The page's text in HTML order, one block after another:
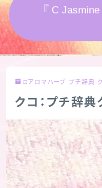
秘密部屋
お知らせ
公式ウェブサイト
『 C
□アロマハーブ プチ辞典
クコ：プチ辞典